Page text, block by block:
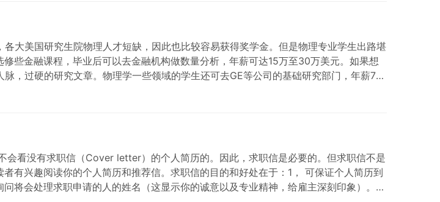
美国研究生院物理人才短缺，因此也比较容易获得奖学金。但是物理专业学生出路堪
些金融课程，毕业后可以去金融机构做数量分析，年薪可达15万至30万美元。如果想
，过硬的研究文章。物理学一些领域的学生还可去GE等公司的基础研究部门，年薪7万
看没有求职信（Cover letter）的个人简历的。因此，求职信是必要的。但求职信不是
有兴趣阅读你的个人简历和推荐信。求职信的目的和好处在于：1， 可保证个人简历到
将会处理求职申请的人的姓名（这显示你的诚意以及专业精神，给雇主深刻印象）。假